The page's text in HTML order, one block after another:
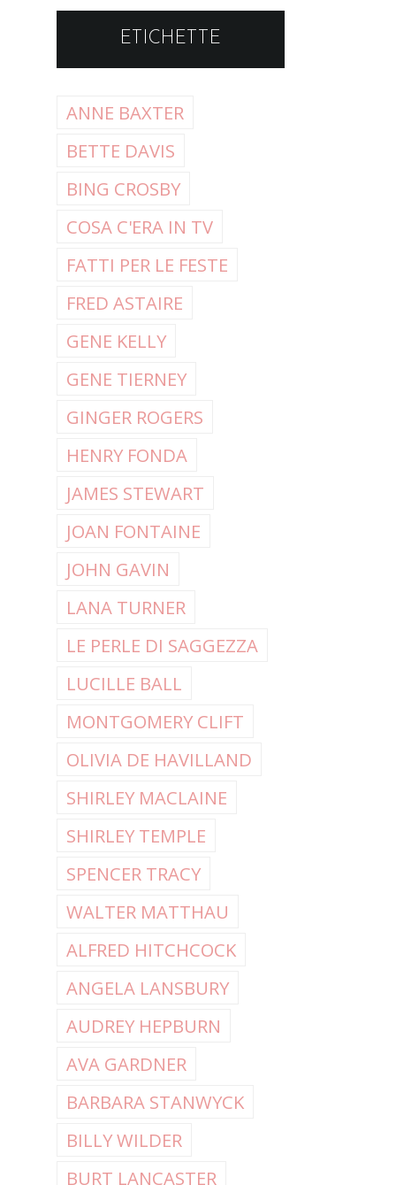
ETICHETTE
ANNE BAXTER
BETTE DAVIS
BING CROSBY
COSA C'ERA IN TV
FATTI PER LE FESTE
FRED ASTAIRE
GENE KELLY
GENE TIERNEY
GINGER ROGERS
HENRY FONDA
JAMES STEWART
JOAN FONTAINE
JOHN GAVIN
LANA TURNER
LE PERLE DI SAGGEZZA
LUCILLE BALL
MONTGOMERY CLIFT
OLIVIA DE HAVILLAND
SHIRLEY MACLAINE
SHIRLEY TEMPLE
SPENCER TRACY
WALTER MATTHAU
ALFRED HITCHCOCK
ANGELA LANSBURY
AUDREY HEPBURN
AVA GARDNER
BARBARA STANWYCK
BILLY WILDER
BURT LANCASTER